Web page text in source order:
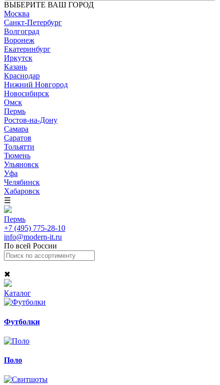
ВЫБЕРИТЕ ВАШ ГОРОД
Москва
Санкт-Петербург
Волгоград
Воронеж
Екатеринбург
Иркутск
Казань
Краснодар
Нижний Новгород
Новосибирск
Омск
Пермь
Ростов-на-Дону
Самара
Саратов
Тольятти
Тюмень
Ульяновск
Уфа
Челябинск
Хабаровск
☰
Пермь
+7 (495) 775-28-10
info@modern-it.ru
По всей России
✖
Каталог
Футболки
Поло